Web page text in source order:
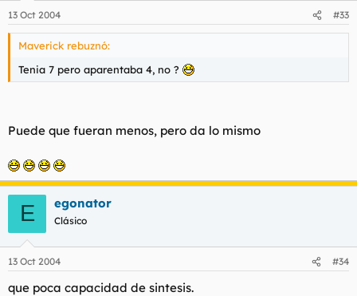
13 Oct 2004 #33
Maverick rebuznó:
Tenia 7 pero aparentaba 4, no ?
Puede que fueran menos, pero da lo mismo
E egonator
Clásico
13 Oct 2004 #34
que poca capacidad de sintesis.